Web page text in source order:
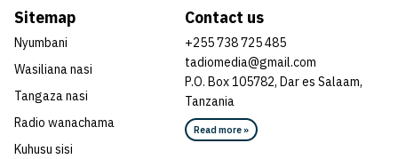
Sitemap
Nyumbani
Wasiliana nasi
Tangaza nasi
Radio wanachama
Kuhusu sisi
Contact us
+255 738 725 485
tadiomedia@gmail.com
P.O. Box 105782, Dar es Salaam,
Tanzania
Read more »